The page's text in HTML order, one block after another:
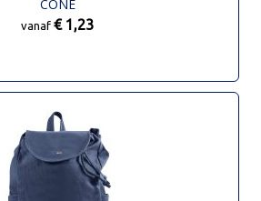
CONE
vanaf € 1,23